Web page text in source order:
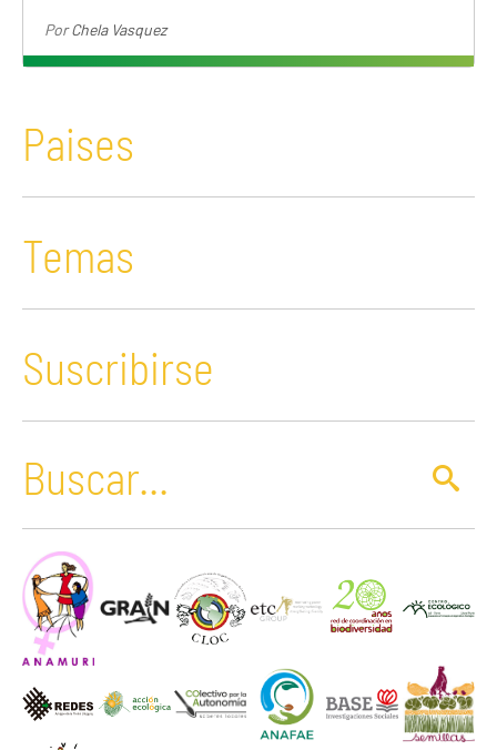
PorChela Vasquez
Paises
Temas
Suscribirse